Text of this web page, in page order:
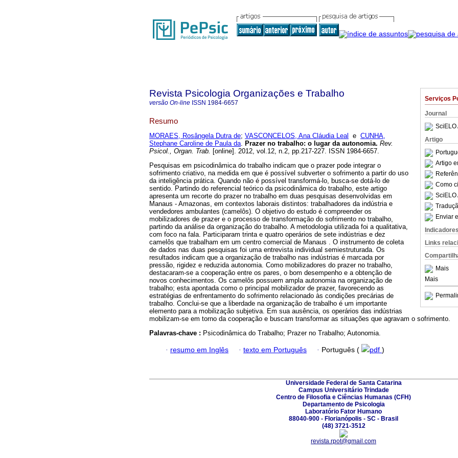
Serviços
Journal
SciELO
Artigo
Artigo
Como
SciELO
Enviar
Indicadores
Links
Mais
Mais
Revista Psicologia Organizações e Trabalho
versão On-line ISSN 1984-6657
Resumo
MORAES, Rosângela Dutra de; VASCONCELOS, Ana Cláudia Leal e CUNHA,
Stephane Caroline de Paula da. Prazer no trabalho: o lugar da autonomia. Rev.
Psicol., Organ. Trab. [online]. 2012, vol.12, n.2, pp.217-227. ISSN 1984-6657.
Pesquisas em psicodinâmica do trabalho indicam que o prazer pode integrar o
sofrimento criativo, na medida em que é possível subverter o sofrimento a partir do uso
da inteligência prática. Quando não é possível transformá-lo, busca-se dotá-lo de
sentido. Partindo do referencial teórico da psicodinâmica do trabalho, este artigo
apresenta um recorte do prazer no trabalho em duas pesquisas desenvolvidas em
Manaus - Amazonas, em contextos laborais distintos: trabalhadores da indústria e
vendedores ambulantes (camelôs). O objetivo do estudo é compreender os
mobilizadores de prazer e o processo de transformação do sofrimento no trabalho,
partindo da análise da organização do trabalho. A metodologia utilizada foi a qualitativa,
com foco na fala. Participaram trinta e quatro operários de sete indústrias e dez
camelôs que trabalham em um centro comercial de Manaus . O instrumento de coleta
de dados nas duas pesquisas foi uma entrevista individual semiestruturada. Os
resultados indicam que a organização de trabalho nas indústrias é marcada por
pressão, rigidez e reduzida autonomia. Como mobilizadores do prazer no trabalho,
destacaram-se a cooperação entre os pares, o bom desempenho e a obtenção de
novos conhecimentos. Os camelôs possuem ampla autonomia na organização de
trabalho; esta apontada como o principal mobilizador de prazer, favorecendo as
estratégias de enfrentamento do sofrimento relacionado às condições precárias de
trabalho. Conclui-se que a liberdade na organização de trabalho é um importante
elemento para a mobilização subjetiva. Em sua ausência, os operários das indústrias
mobilizam-se em torno da cooperação e buscam transformar as situações que agravam o sofrimento.
Palavras-chave : Psicodinâmica do Trabalho; Prazer no Trabalho; Autonomia.
· resumo em Inglês · texto em Português · Português ( pdf )
Universidade Federal de Santa Catarina
Campus Universitário Trindade
Centro de Filosofia e Ciências Humanas (CFH)
Departamento de Psicologia
Laboratório Fator Humano
88040-900 - Florianópolis - SC - Brasil
(48) 3721-3512
revista.rpot@gmail.com